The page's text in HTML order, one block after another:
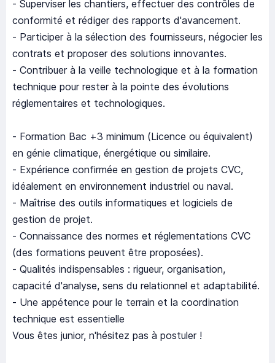
- Superviser les chantiers, effectuer des contrôles de
conformité et rédiger des rapports d'avancement.
- Participer à la sélection des fournisseurs, négocier les
contrats et proposer des solutions innovantes.
- Contribuer à la veille technologique et à la formation
technique pour rester à la pointe des évolutions
réglementaires et technologiques.
- Formation Bac +3 minimum (Licence ou équivalent)
en génie climatique, énergétique ou similaire.
- Expérience confirmée en gestion de projets CVC,
idéalement en environnement industriel ou naval.
- Maîtrise des outils informatiques et logiciels de
gestion de projet.
- Connaissance des normes et réglementations CVC
(des formations peuvent être proposées).
- Qualités indispensables : rigueur, organisation,
capacité d'analyse, sens du relationnel et adaptabilité.
- Une appétence pour le terrain et la coordination
technique est essentielle
Vous êtes junior, n'hésitez pas à postuler !